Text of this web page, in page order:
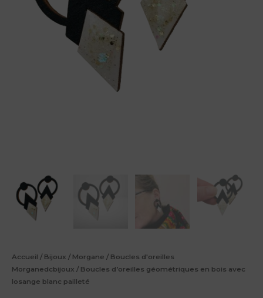
Accueil / Bijoux / Morgane / Boucles d'oreilles
Morganedcbijoux / Boucles d’oreilles géométriques en bois avec
losange blanc pailleté